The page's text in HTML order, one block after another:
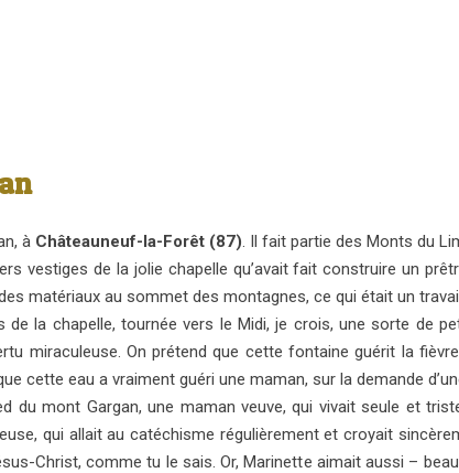
à Châteauneuf-la-Forêt (87). Il fait partie des Monts du
vestiges de la jolie chapelle qu’avait fait construire un
matériaux au sommet des montagnes, ce qui était un
la chapelle, tournée vers le Midi, je crois, une sorte de
miraculeuse. On prétend que cette fontaine guérit la
cette eau a vraiment guéri une maman, sur la demande
du mont Gargan, une maman veuve, qui vivait seule et
qui allait au catéchisme régulièrement et croyait
Christ, comme tu le sais. Or, Marinette aimait aussi –